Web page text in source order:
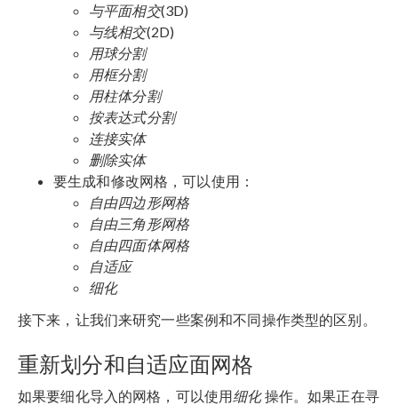
与平面相交(3D)
与线相交(2D)
用球分割
用框分割
用柱体分割
按表达式分割
连接实体
删除实体
要生成和修改网格，可以使用：
自由四边形网格
自由三角形网格
自由四面体网格
自适应
细化
接下来，让我们来研究一些案例和不同操作类型的区别。
重新划分和自适应面网格
如果要细化导入的网格，可以使用细化操作。如果正在寻